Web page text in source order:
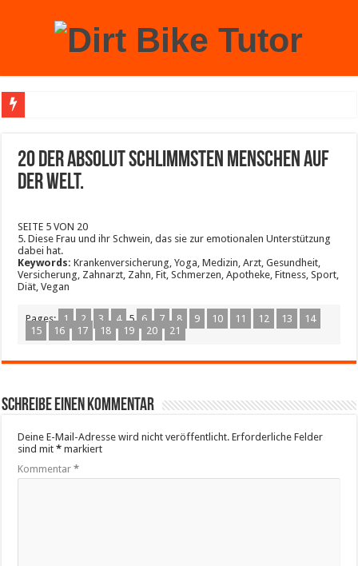
20 der absolut schlimmsten Menschen auf
der Welt.
SEITE 5 VON 20
5. Diese Frau und ihr Schwein, das sie zur emotionalen Unterstützung
dabei hat.
Keywords: Krankenversicherung, Yoga, Medizin, Arzt, Gesundheit,
Versicherung, Zahnarzt, Zahn, Fit, Schmerzen, Apotheke, Fitness, Sport,
Diät, Vegan
Pages: 1 2 3 4 5 6 7 8 9 10 11 12 13
14
15
16 17 18 19 20 21
Schreibe einen Kommentar
Deine E-Mail-Adresse wird nicht veröffentlicht. Erforderliche Felder
sind mit* markiert
Kommentar*